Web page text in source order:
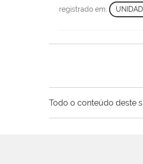
registrado em:
Todo o conteúdo deste